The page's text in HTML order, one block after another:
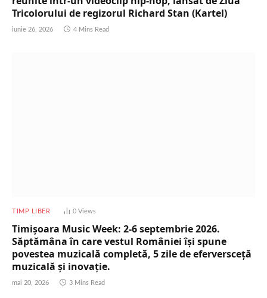
Tricolorului de regizorul Richard Stan (Kartel)
iunie 26, 2026 4 Mins Read
TIMP LIBER 0 Views
Timișoara Music Week: 2-6 septembrie 2026.
Săptămâna în care vestul României își spune
povestea muzicală completă, 5 zile de eferversceță
muzicală și inovație.
mai 20, 2026 3 Mins Read